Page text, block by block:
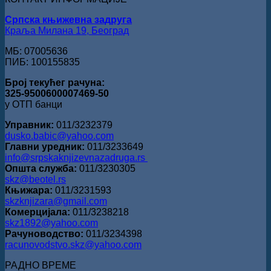
Српска књижевна задруга
Краља Милана 19, Београд
МБ: 07005636
ПИБ: 100155835
Број текућег рачуна:
325-9500600007469-50
у ОТП банци
Управник: 011/3232379
dusko.babic@yahoo.com
Главни уредник: 011/3233649
info@srpskaknjizevnazadruga.rs
Општа служба: 011/3230305
skz@beotel.rs
Књижара: 011/3231593
skzknjizara@gmail.com
Комерцијала: 011/3238218
skz1892@yahoo.com
Рачуноводство: 011/3234398
racunovodstvo.skz@yahoo.com
РАДНО ВРЕМЕ